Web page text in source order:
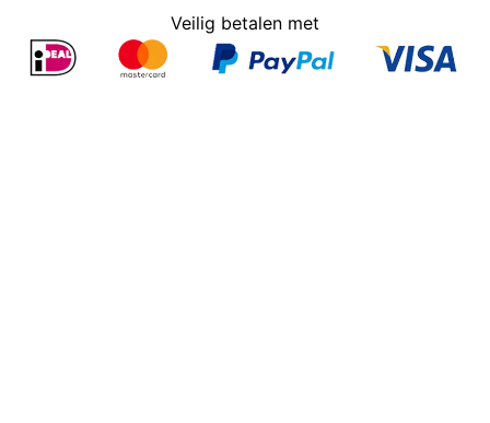
Veilig betalen met